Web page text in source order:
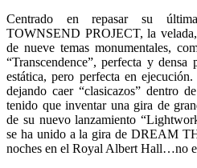
Centrado en repasar su
TOWNSEND PROJECT, la
de nueve temas monumentales,
“Transcendence”, perfecta y
estática, pero perfecta en
dejando caer “clasicazos” dentro
tenido que inventar una gira de
de su nuevo lanzamiento
se ha unido a la gira de DREAM
noches en el Royal Albert Hall…no